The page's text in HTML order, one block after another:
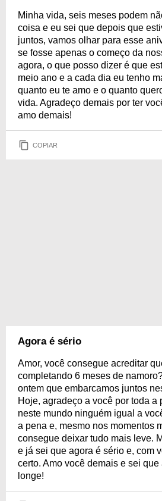
Minha vida, seis meses podem
coisa e eu sei que depois que
juntos, vamos olhar para esse
se fosse apenas o começo da
agora, o que posso dizer é que
meio ano e a cada dia eu tenho
quanto eu te amo e o quanto
vida. Agradeço demais por ter
amo demais!
COPIAR
Agora é sério
Amor, você consegue acreditar
completando 6 meses de
ontem que embarcamos juntos
Hoje, agradeço a você por toda a
neste mundo ninguém igual a
a pena e, mesmo nos momentos
consegue deixar tudo mais leve.
e já sei que agora é sério e, com
certo. Amo você demais e sei
longe!